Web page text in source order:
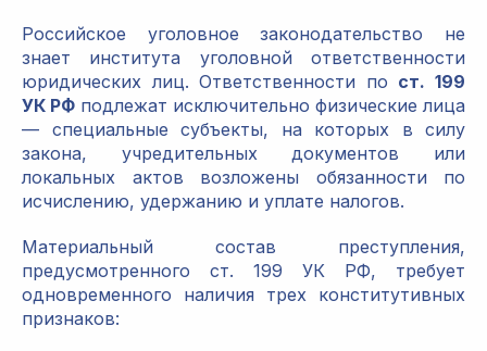
Российское уголовное законодательство не
знает института уголовной ответственности
юридических лиц. Ответственности по ст. 199
УК РФ подлежат исключительно физические лица
— специальные субъекты, на которых в силу
закона, учредительных документов или
локальных актов возложены обязанности по
исчислению, удержанию и уплате налогов.
Материальный состав преступления,
предусмотренного ст. 199 УК РФ, требует
одновременного наличия трех конститутивных
признаков: